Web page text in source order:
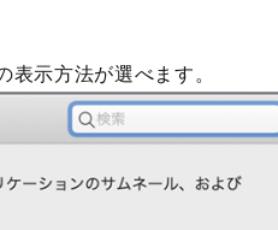
示方法が選べます。